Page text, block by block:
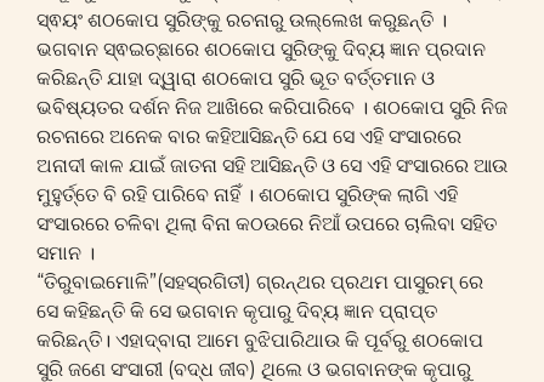
ସ୍ଵୟଂ ଶଠକୋପ ସୁରିଙ୍କୁ ରଚନାରୁ ଉଲ୍ଲେଖ କରୁଛନ୍ତି ।
ଭଗବାନ ସ୍ଵଇଚ୍ଛାରେ ଶଠକୋପ ସୁରିଙ୍କୁ ଦିବ୍ୟ ଜ୍ଞାନ ପ୍ରଦାନ
କରିଛନ୍ତି ଯାହା ଦ୍ୱାରା ଶଠକୋପ ସୁରି ଭୂତ ବର୍ତ୍ତମାନ ଓ
ଭବିଷ୍ୟତର ଦର୍ଶନ ନିଜ ଆଖିରେ କରିପାରିବେ । ଶଠକୋପ ସୁରି ନିଜ
ରଚନାରେ ଅନେକ ବାର କହିଆସିଛନ୍ତି ଯେ ସେ ଏହି ସଂସାରରେ
ଅନାଦୀ କାଳ ଯାଇଁ ଜାତନା ସହି ଆସିଛନ୍ତି ଓ ସେ ଏହି ସଂସାରରେ ଆଉ
ମୁହୁର୍ତ୍ତେ ବି ରହି ପାରିବେ ନାହିଁ । ଶଠକୋପ ସୁରିଙ୍କ ଲାଗି ଏହି
ସଂସାରରେ ଚଳିବା ଥିଲା ବିନା କଠଉରେ ନିଆଁ ଉପରେ ଚାଲିବା ସହିତ
ସମାନ ।
“ତିରୁବାଇମୋଳି”(ସହସ୍ରଗିତୀ) ଗ୍ରନ୍ଥର ପ୍ରଥମ ପାସୁରମ୍ ରେ
ସେ କହିଛନ୍ତି କି ସେ ଭଗବାନ କୃପାରୁ ଦିବ୍ୟ ଜ୍ଞାନ ପ୍ରାପ୍ତ
କରିଛନ୍ତି। ଏହାଦ୍ବାରା ଆମେ ବୁଝିପାରିଥାଉ କି ପୂର୍ବରୁ ଶଠକୋପ
ସୁରି ଜଣେ ସଂସାରୀ (ବଦ୍ଧ ଜୀବ) ଥିଲେ ଓ ଭଗବାନଙ୍କ କୃପାରୁ